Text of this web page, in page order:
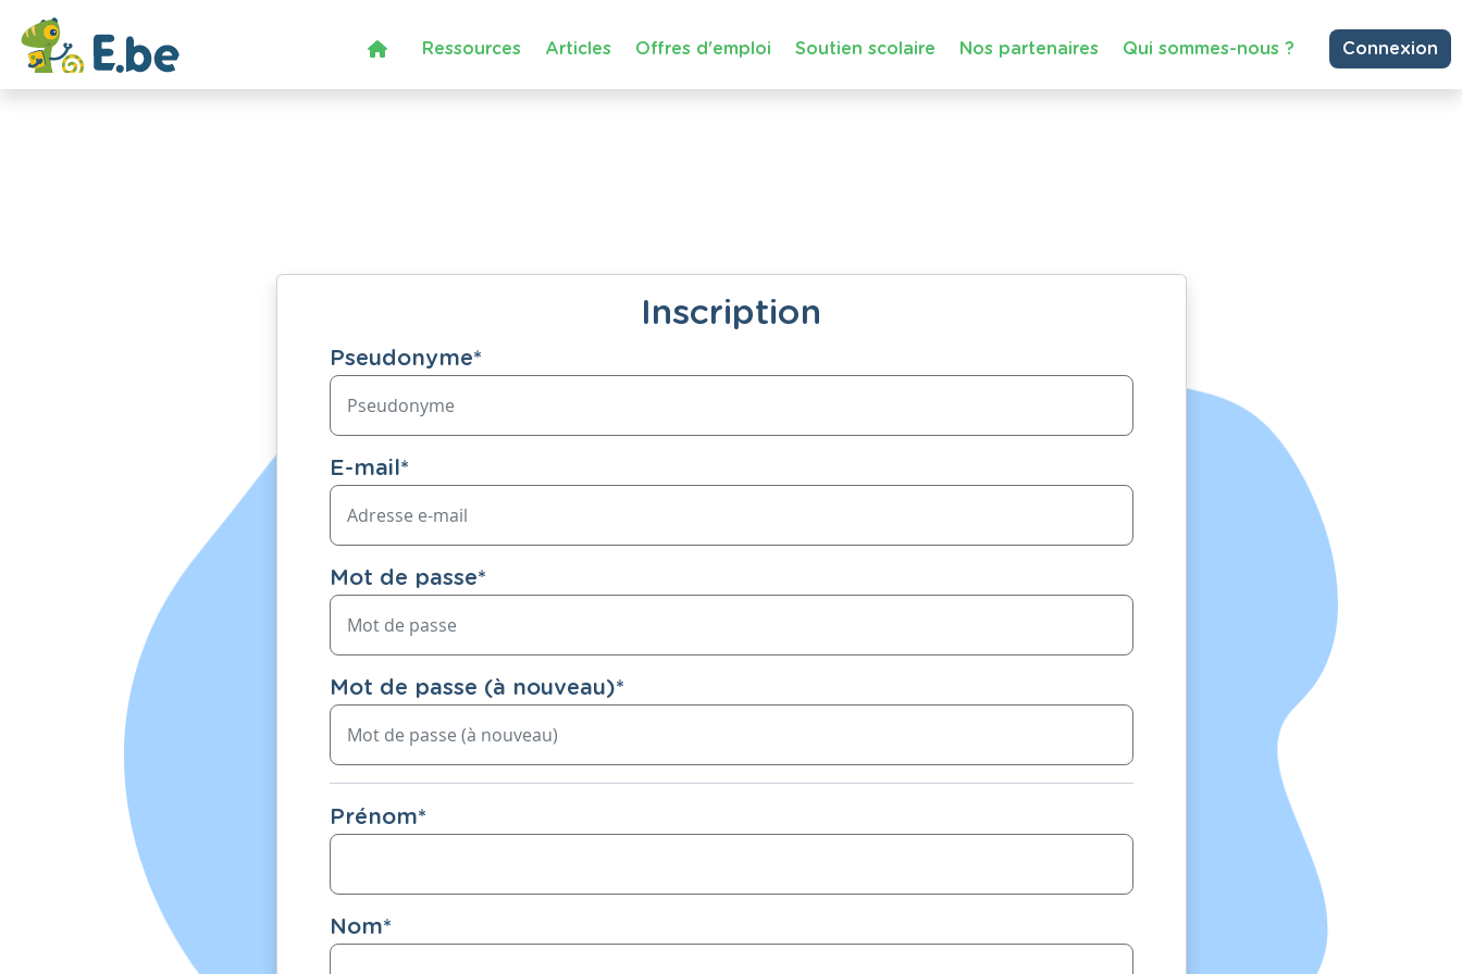
Ressources Articles Offres d'emploi Soutien scolaire Nos partenaires Qui sommes-nous ? Connexion
Inscription
Pseudonyme*
E-mail*
Mot de passe*
Mot de passe (à nouveau)*
Prénom*
Nom*